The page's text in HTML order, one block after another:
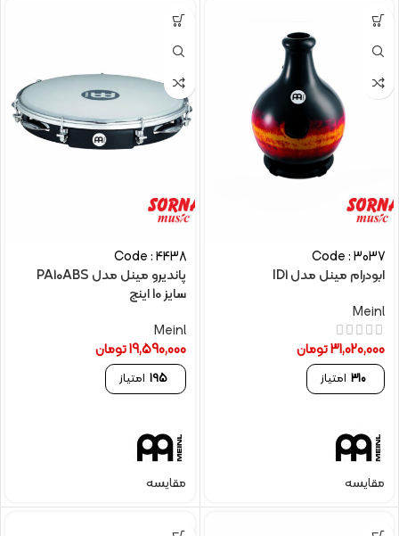
Code : 3037
ابودرام مینل مدل ID1
Meinl
31,020,000تومان
310 امتیاز
مقایسه
Code : 4438
پاندیرو مینل مدل PA10ABS
سایز 10 اینچ
Meinl
19,590,000تومان
195 امتیاز
مقایسه